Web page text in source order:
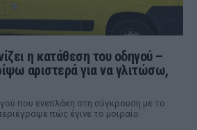
η κατάθεση του οδηγού –
αριστερά για να γλιτώσω,
που ενεπλάκη στη σύγκρουση με το
πώς έγινε το μοιραίο